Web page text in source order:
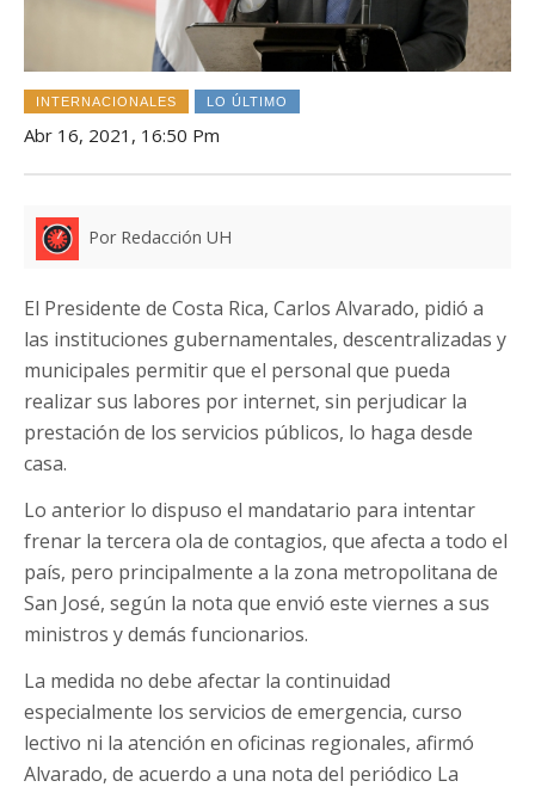
INTERNACIONALES LO ÚLTIMO
Abr 16, 2021, 16:50 Pm
Por Redacción UH
El Presidente de Costa Rica, Carlos Alvarado, pidió a
las instituciones gubernamentales, descentralizadas y
municipales permitir que el personal que pueda
realizar sus labores por internet, sin perjudicar la
prestación de los servicios públicos, lo haga desde
casa.
Lo anterior lo dispuso el mandatario para intentar
frenar la tercera ola de contagios, que afecta a todo el
país, pero principalmente a la zona metropolitana de
San José, según la nota que envió este viernes a sus
ministros y demás funcionarios.
La medida no debe afectar la continuidad
especialmente los servicios de emergencia, curso
lectivo ni la atención en oficinas regionales, afirmó
Alvarado, de acuerdo a una nota del periódico La